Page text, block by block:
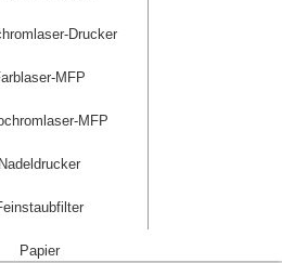
Drucker
MFP
MFP
Nadeldrucker
Papier